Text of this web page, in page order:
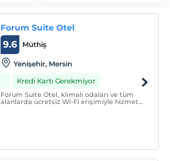
Forum Suite Otel
Müthiş
9.6
Yenişehir, Mersin
Kredi Kartı Gerekmiyor
Forum Suite Otel, klimalı odaları ve tüm
alanlarda ücretsiz Wi-Fi erişimiyle hizmet